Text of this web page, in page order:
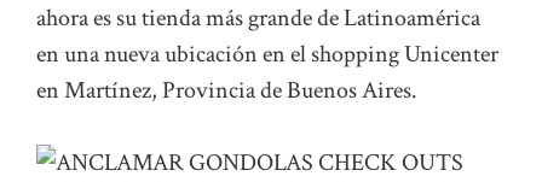
ahora es su tienda más grande de Latinoamérica
en una nueva ubicación en el shopping Unicenter
en Martínez, Provincia de Buenos Aires.